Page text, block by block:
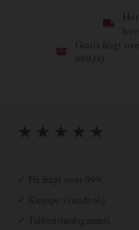
Gratis fragt
999,00
✓ Fri fragt over 999,-
✓ Kæmpe vinudvalg
✓ Tilfredshedsgaranti